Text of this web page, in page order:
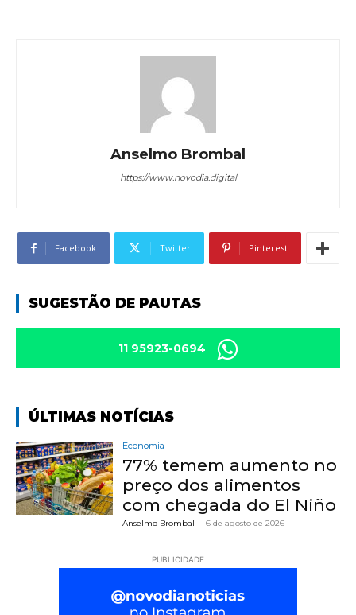
Anselmo Brombal
https://www.novodia.digital
Facebook Twitter Pinterest
SUGESTÃO DE PAUTAS
11 95923-0694
ÚLTIMAS NOTÍCIAS
Economia
77% temem aumento no
preço dos alimentos
com chegada do El Niño
Anselmo Brombal - 6 de agosto de 2026
PUBLICIDADE